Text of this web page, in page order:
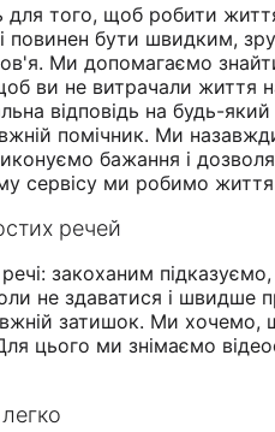
для того, щоб робити
повинен бути швидким,
Ми допомагаємо
ви не витрачали
відповідь на будь-
помічник. Ми
бажання і
сервісу ми робимо
речей
закоханим
не здаватися і швидше
затишок. Ми хочемо,
цього ми знімаємо